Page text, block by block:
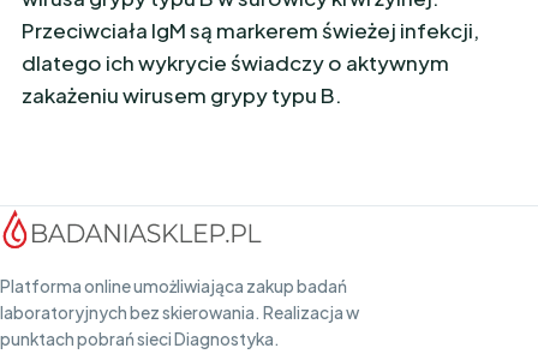
Przeciwciała IgM są markerem świeżej infekcji,
dlatego ich wykrycie świadczy o aktywnym
zakażeniu wirusem grypy typu B.
Platforma online umożliwiająca zakup badań
laboratoryjnych bez skierowania. Realizacja w
punktach pobrań sieci Diagnostyka.